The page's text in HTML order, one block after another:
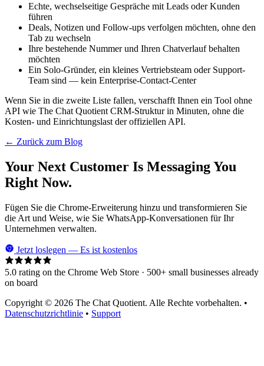
Echte, wechselseitige Gespräche mit Leads oder Kunden
führen
Deals, Notizen und Follow-ups verfolgen möchten, ohne den
Tab zu wechseln
Ihre bestehende Nummer und Ihren Chatverlauf behalten
möchten
Ein Solo-Gründer, ein kleines Vertriebsteam oder Support-
Team sind — kein Enterprise-Contact-Center
Wenn Sie in die zweite Liste fallen, verschafft Ihnen ein Tool ohne
API wie The Chat Quotient CRM-Struktur in Minuten, ohne die
Kosten- und Einrichtungslast der offiziellen API.
← Zurück zum Blog
Your Next Customer Is Messaging You
Right Now.
Fügen Sie die Chrome-Erweiterung hinzu und transformieren Sie
die Art und Weise, wie Sie WhatsApp-Konversationen für Ihr
Unternehmen verwalten.
Jetzt loslegen — Es ist kostenlos
5.0 rating on the Chrome Web Store · 500+ small businesses already
on board
Copyright © 2026 The Chat Quotient. Alle Rechte vorbehalten. •
Datenschutzrichtlinie • Support